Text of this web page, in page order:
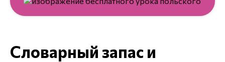
Словарный запас и